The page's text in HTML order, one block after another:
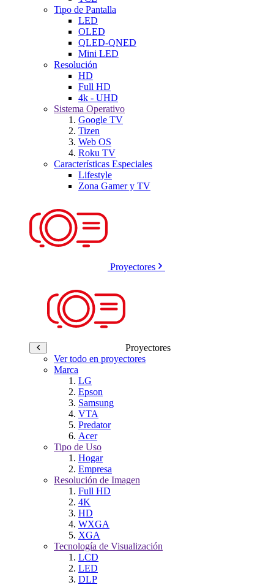
Tipo de Pantalla
LED
OLED
QLED-QNED
Mini LED
Resolución
HD
Full HD
4k - UHD
Sistema Operativo
Google TV
Tizen
Web OS
Roku TV
Características Especiales
Lifestyle
Zona Gamer y TV
Proyectores
Proyectores
Ver todo en proyectores
Marca
LG
Epson
Samsung
VTA
Predator
Acer
Tipo de Uso
Hogar
Empresa
Resolución de Imagen
Full HD
4K
HD
WXGA
XGA
Tecnología de Visualización
LCD
LED
DLP